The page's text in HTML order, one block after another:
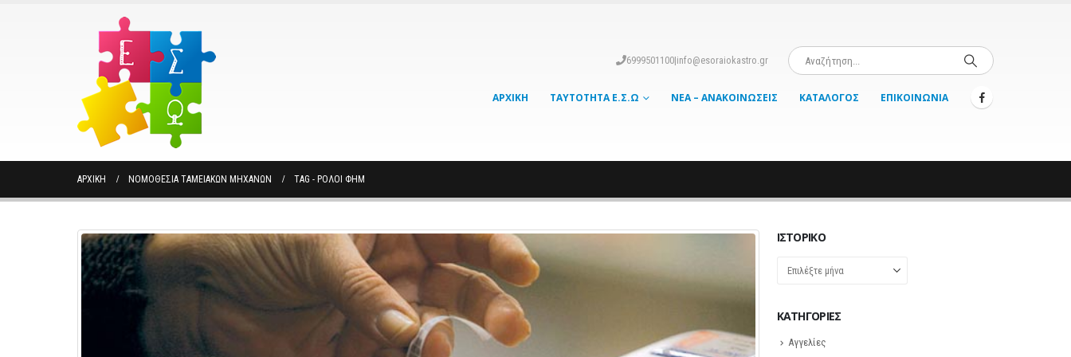
6999501100|info@esoraiokastro.gr
ΑΡΧΙΚΉ ΤΑΥΤΌΤΗΤΑ Ε.Σ.Ω ΝΈΑ – ΑΝΑΚΟΙΝΏΣΕΙΣ ΚΑΤΆΛΟΓΟΣ ΕΠΙΚΟΙΝΩΝΊΑ
ΑΡΧΙΚΉ ΝΟΜΟΘΕΣΊΑ ΤΑΜΕΙΑΚΏΝ ΜΗΧΑΝΏΝ TAG - ΡΟΛΟΙ ΦΗΜ
ΙΣΤΟΡΙΚΌ
Ιστορικό
KΑΤΗΓΟΡΊΕΣ
Αγγελίες